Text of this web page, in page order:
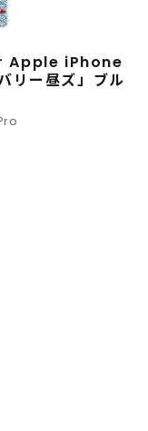
Apple iPhone
リー昼ズ」ブル